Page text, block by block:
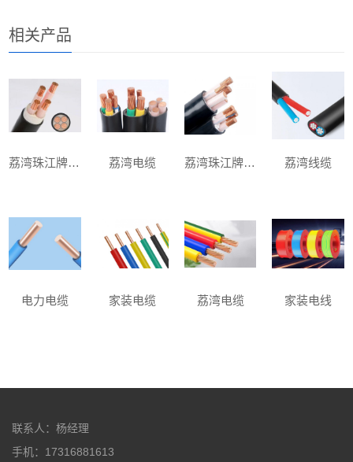
相关产品
荔湾珠江牌电缆 荔湾电缆 荔湾珠江牌电缆 荔湾线缆
电力电缆 家装电缆 荔湾电缆 家装电线
联系人：杨经理
手机：17316881613